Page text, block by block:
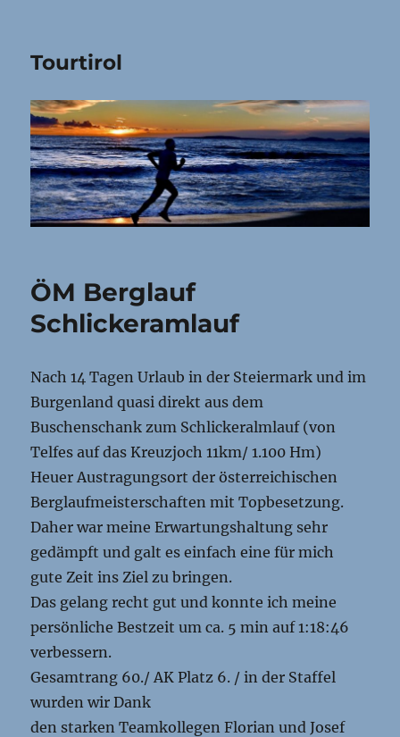
Tourtirol
ÖM Berglauf
Schlickeramlauf
Nach 14 Tagen Urlaub in der Steiermark und im
Burgenland quasi direkt aus dem
Buschenschank zum Schlickeralmlauf (von
Telfes auf das Kreuzjoch 11km/ 1.100 Hm)
Heuer Austragungsort der österreichischen
Berglaufmeisterschaften mit Topbesetzung.
Daher war meine Erwartungshaltung sehr
gedämpft und galt es einfach eine für mich
gute Zeit ins Ziel zu bringen.
Das gelang recht gut und konnte ich meine
persönliche Bestzeit um ca. 5 min auf 1:18:46
verbessern.
Gesamtrang 60./ AK Platz 6. / in der Staffel
wurden wir Dank
den starken Teamkollegen Florian und Josef